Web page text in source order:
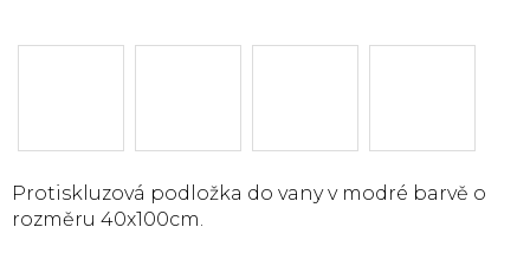
Protiskluzová podložka do vany v modré barvě o
rozměru 40x100cm.